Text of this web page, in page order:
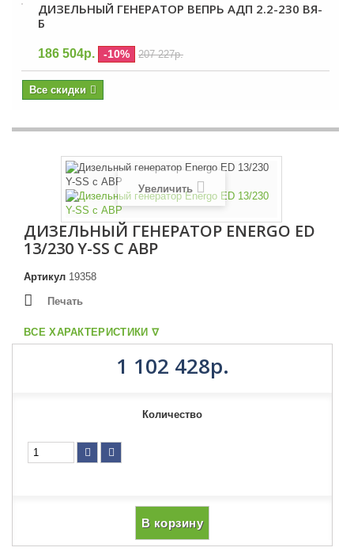
ДИЗЕЛЬНЫЙ ГЕНЕРАТОР ВЕПРЬ АДП 2.2-230 ВЯ-
Б
186 504р. -10% 207 227р.
Все скидки
Увеличить
ДИЗЕЛЬНЫЙ ГЕНЕРАТОР ENERGO ED
13/230 Y-SS С АВР
Артикул 19358
Печать
ВСЕ ХАРАКТЕРИСТИКИ ᐁ
1 102 428р.
Количество
В корзину